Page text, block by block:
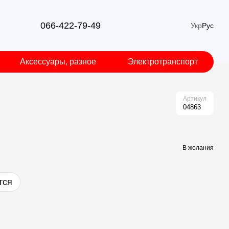
066-422-79-49 УкрРус
Аксессуары, разное Электротранспорт
Артикул
04863
В желания